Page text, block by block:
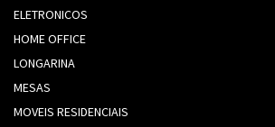
ELETRONICOS
HOME OFFICE
LONGARINA
MESAS
MOVEIS RESIDENCIAIS